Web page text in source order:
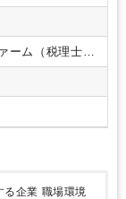
ーム（税理士法
る企業 職場環境